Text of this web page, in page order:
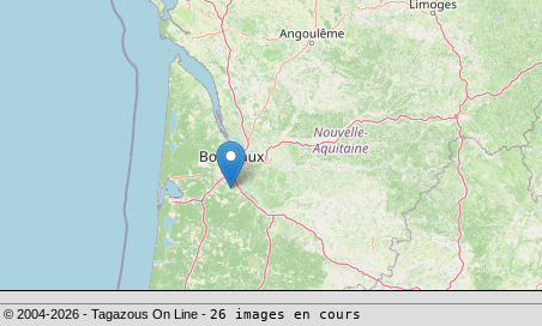
© 2004-2026 - Tagazous On Line - 26 images en cours